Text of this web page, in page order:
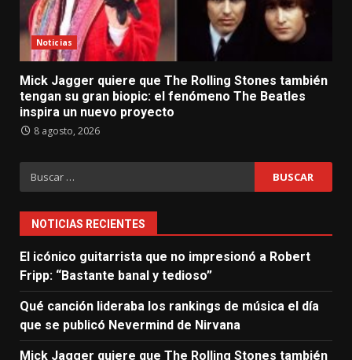
Noticias
Mick Jagger quiere que The Rolling Stones también
tengan su gran biopic: el fenómeno The Beatles
inspira un nuevo proyecto
8 agosto, 2026
Buscar:
NOTICIAS RECIENTES
El icónico guitarrista que no impresionó a Robert
Fripp: “Bastante banal y tedioso”
Qué canción lideraba los rankings de música el día
que se publicó Nevermind de Nirvana
Mick Jagger quiere que The Rolling Stones también